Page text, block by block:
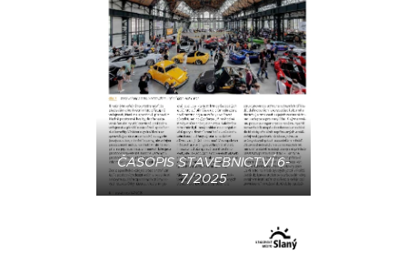
ČASOPIS STAVEBNICTVÍ 6-
7/2025